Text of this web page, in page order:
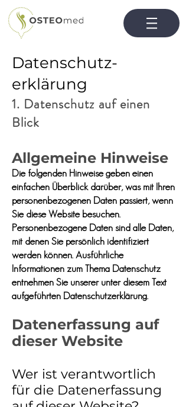
Datenschutz­
erklärung
1. Datenschutz auf einen
Blick
Allgemeine Hinweise
Die folgenden Hinweise geben einen
einfachen Überblick darüber, was mit Ihren
personenbezogenen Daten passiert, wenn
Sie diese Website besuchen.
Personenbezogene Daten sind alle Daten,
mit denen Sie persönlich identifiziert
werden können. Ausführliche
Informationen zum Thema Datenschutz
entnehmen Sie unserer unter diesem Text
aufgeführten Datenschutzerklärung.
Datenerfassung auf
dieser Website
Wer ist verantwortlich
für die Datenerfassung